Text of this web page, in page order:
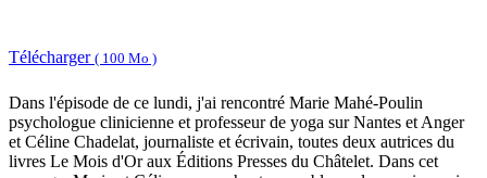
Télécharger ( 100 Mo )
Dans l'épisode de ce lundi, j'ai rencontré Marie Mahé-Poulin
psychologue clinicienne et professeur de yoga sur Nantes et Anger
et Céline Chadelat, journaliste et écrivain, toutes deux autrices du
livres Le Mois d'Or aux Éditions Presses du Châtelet. Dans cet